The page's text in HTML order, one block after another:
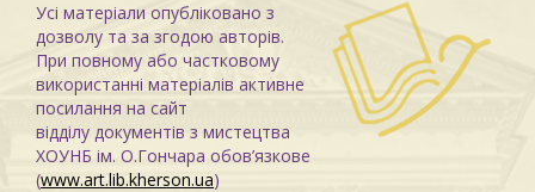
Усі матеріали опубліковано з
дозволу та за згодою авторів.
При повному або частковому
використанні матеріалів активне
посилання на сайт
відділу документів з мистецтва
ХОУНБ ім. О.Гончара обов’язкове
(www.art.lib.kherson.ua)